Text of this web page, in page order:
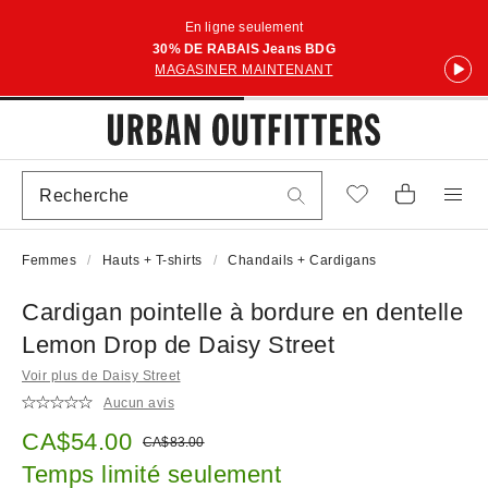
En ligne seulement
30% DE RABAIS Jeans BDG
MAGASINER MAINTENANT
Femmes Hauts + T-shirts Chandails + Cardigans
Cardigan pointelle à bordure en dentelle
Lemon Drop de Daisy Street
Voir plus de Daisy Street
Aucun avis
Prix soldé :
CA$54.00 Prix courant :
CA$83.00
Temps limité seulement